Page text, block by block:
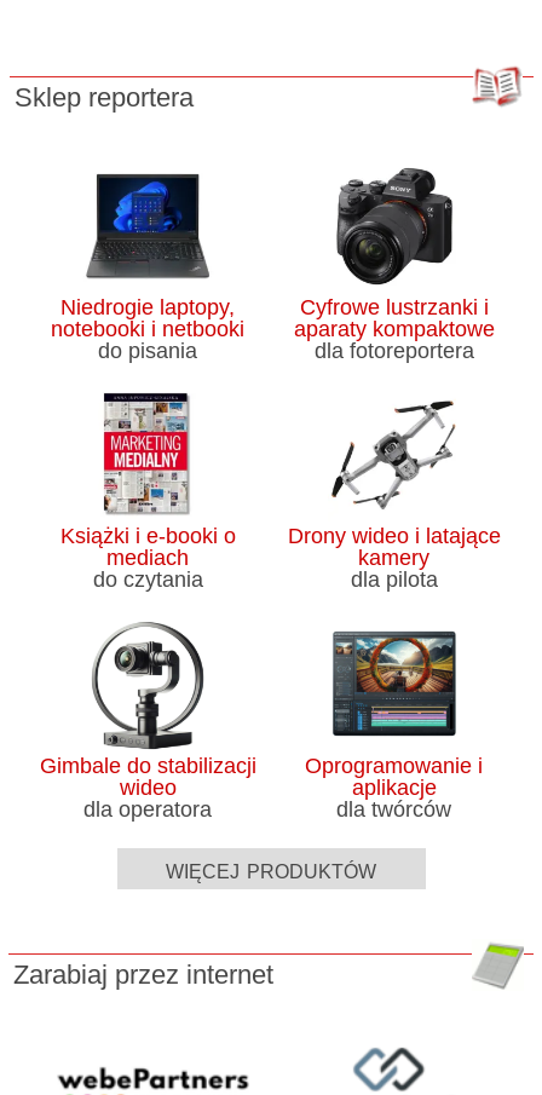
Sklep reportera
Niedrogie laptopy,
notebooki i netbooki
do pisania
Cyfrowe lustrzanki i
aparaty kompaktowe
dla fotoreportera
Książki i e-booki o
mediach
do czytania
Drony wideo i latające
kamery
dla pilota
Gimbale do stabilizacji
wideo
dla operatora
Oprogramowanie i
aplikacje
dla twórców
więcej produktów
Zarabiaj przez internet